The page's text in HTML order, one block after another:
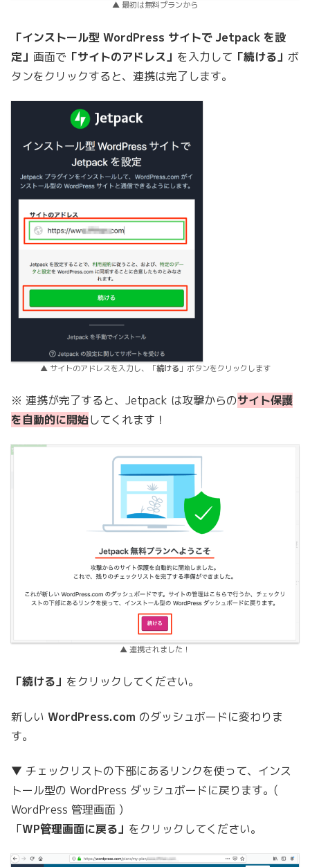
▲ 最初は無料プランから
「インストール型 WordPress サイトで Jetpack を設
定」 画面で 「サイトのアドレス」 を入力して 「続ける」 ボ
タンをクリックすると、連携は完了します。
▲ サイトのアドレスを入力し、「続ける 」ボタンをクリックします
※ 連携が完了すると、Jetpack は攻撃からのサイト保護
を自動的に開始してくれます！
▲ 連携されました！
「続ける」 をクリックしてください。
新しい WordPress.com のダッシュボードに変わりま
す。
▼ チェックリストの下部にあるリンクを使って、インス
トール型の WordPress ダッシュボードに戻ります。(
WordPress 管理画面 )
「WP管理画面に戻る」 をクリックしてください。